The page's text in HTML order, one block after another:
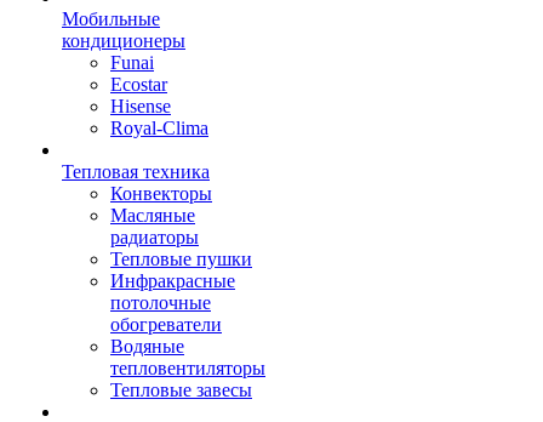
Мобильные
кондиционеры
Funai
Ecostar
Hisense
Royal-Clima
Тепловая техника
Конвекторы
Масляные
радиаторы
Тепловые пушки
Инфракрасные
потолочные
обогреватели
Водяные
тепловентиляторы
Тепловые завесы